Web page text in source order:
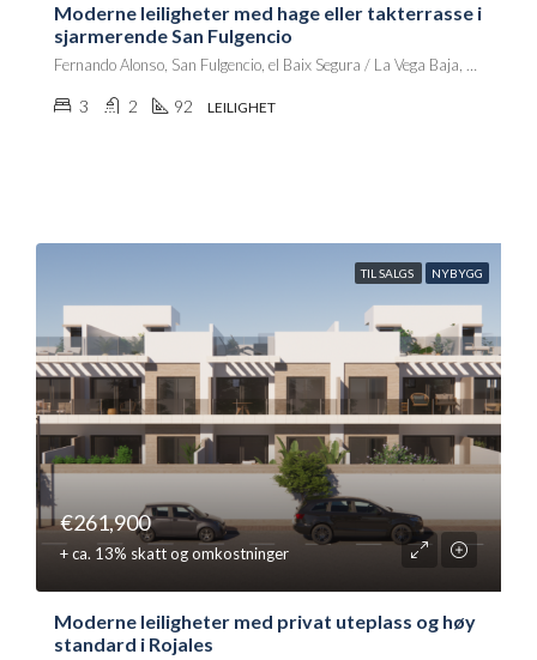
Moderne leiligheter med hage eller takterrasse i
sjarmerende San Fulgencio
Fernando Alonso, San Fulgencio, el Baix Segura / La Vega Baja, Alacant / Alicante, Comunitat Valenciana, 03078, España
3 2 92 LEILIGHET
TIL SALGS NYBYGG
€261,900
+ ca. 13% skatt og omkostninger
Moderne leiligheter med privat uteplass og høy
standard i Rojales